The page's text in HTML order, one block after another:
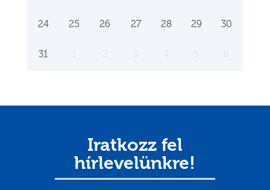
24 25 26 27 28 29 30
31
Iratkozz fel
hírlevelünkre!